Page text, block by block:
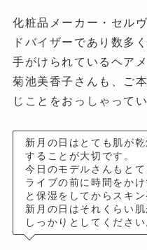
化粧品メーカー・セル
ドバイザーであり数多
手がけられているヘア
菊池美香子さんも、ご
じことをおっしゃって
新月の日はとても肌が
することが大切です。
今日のモデルさんもと
ライブの前に時間をか
と保湿をしてからスキ
新月の日はそれくらい
しっかりとしてください